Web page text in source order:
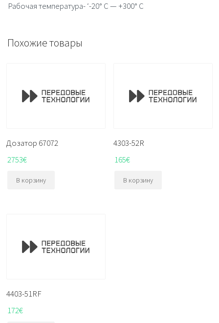
Рабочая температура- ‘-20° C — +300° C
Похожие товары
Дозатор 67072
2753€
В корзину
4303-52R
165€
В корзину
4403-51RF
172€